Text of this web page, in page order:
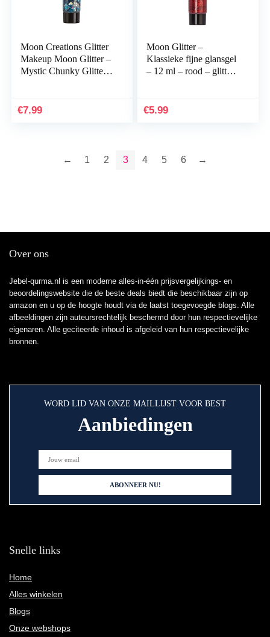
Moon Creations Glitter
Makeup Moon Glitter –
Mystic Chunky Glitter
€7.99
Moon Glitter –
Klassieke fijne glansgel
– 12 ml – rood – glitter
€5.99
← 1 2 3 4 5 6 →
Over ons
Jebel-qurma.nl is een moderne alles-in-één prijsvergelijkings- en
beoordelingswebsite die de beste deals biedt die beschikbaar zijn op
amazon en u op de hoogte houdt via de laatst toegevoegde blogs. Alle
afbeeldingen zijn auteursrechtelijk beschermd door hun respectievelijke
eigenaren. Alle geciteerde inhoud is afgeleid van hun respectievelijke
bronnen.
WORD LID VAN ONZE MAILLIJST VOOR BEST
Aanbiedingen
Snelle links
Home
Alles winkelen
Blogs
Onze webshops